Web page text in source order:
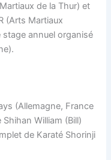
de la Thur) et
(Arts Martiaux
annuel organisé
(Allemagne, France
William (Bill)
de Karaté Shorinji